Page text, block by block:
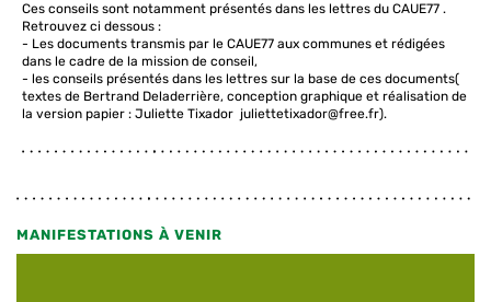
Ces conseils sont notamment présentés dans les lettres du CAUE77 .
Retrouvez ci dessous :
- Les documents transmis par le CAUE77 aux communes et rédigées
dans le cadre de la mission de conseil,
- les conseils présentés dans les lettres sur la base de ces documents(
textes de Bertrand Deladerrière, conception graphique et réalisation de
la version papier : Juliette Tixador juliettetixador@free.fr).
MANIFESTATIONS À VENIR